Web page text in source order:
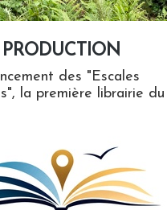
PRODUCTION
des "Escales
la première librairie du